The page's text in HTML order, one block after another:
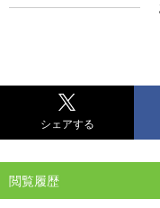
シェアする
閲覧履歴